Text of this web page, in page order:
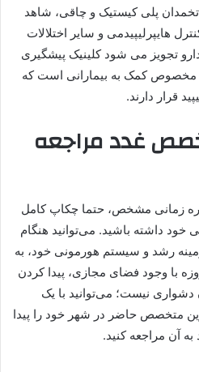
پلی کیستیک و چاقی، شاهد
هایپرلیپیدمی و سایر اختلالات
تجویز می شود کلینیک پیشگیری
مخصوص کمک به بیمارانی است که
قرار دارند.
غدد مراجعه
زمانی مشخص، حتما چکاپ کامل
خود داشته باشید. می‌توانید هنگام
رشد و سیستم هورمونی خود، به
با وجود فضای مجازی، پیدا کردن
نیست؛ می‌توانید با یک
متخصص حاضر در شهر خود را پیدا
آن مراجعه کنید.